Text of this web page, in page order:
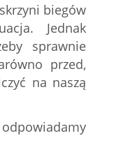
biegów
Jednak
sprawnie
przed,
na naszą